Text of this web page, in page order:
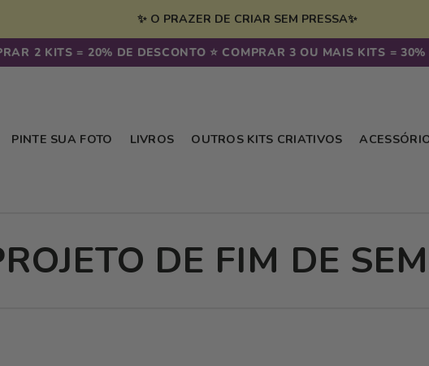
✨ O PRAZER DE CRIAR SEM PRESSA✨
2 KITS = 20% DE DESCONTO ⭐️ COMPRAR 3 OU MAIS KITS = 30%
PINTE SUA FOTO LIVROS OUTROS KITS CRIATIVOS
DE FIM DE